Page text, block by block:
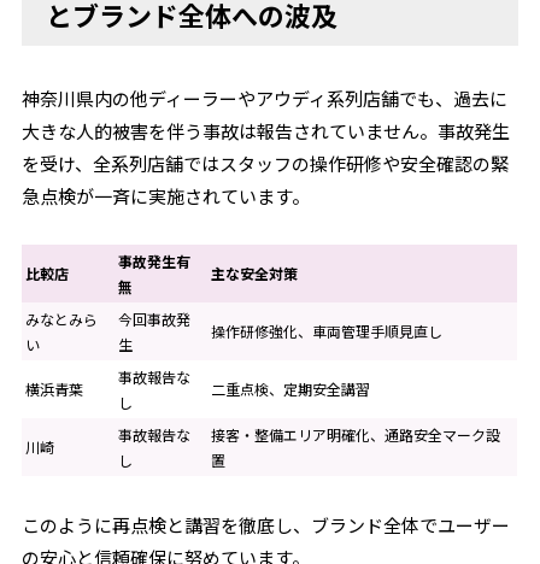
とブランド全体への波及
神奈川県内の他ディーラーやアウディ系列店舗でも、過去に
大きな人的被害を伴う事故は報告されていません。事故発生
を受け、全系列店舗ではスタッフの操作研修や安全確認の緊
急点検が一斉に実施されています。
比較店
事故発生有
無
主な安全対策
みなとみら
い
今回事故発
生
操作研修強化、車両管理手順見直し
横浜青葉
事故報告な
し
二重点検、定期安全講習
川崎
事故報告な
し
接客・整備エリア明確化、通路安全マーク設
置
このように再点検と講習を徹底し、ブランド全体でユーザー
の安心と信頼確保に努めています。